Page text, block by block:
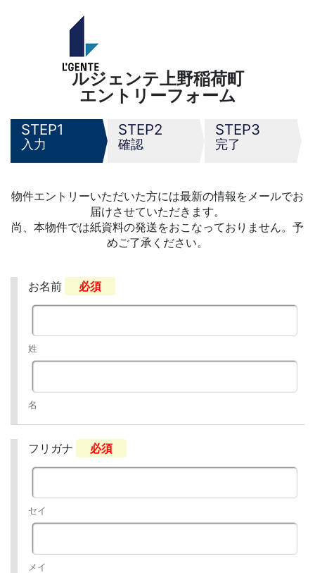
ルジェンテ上野稲荷町
エントリーフォーム
1
入力
2
確認
3
完了
物件エントリーいただいた方には最新の情報をメールでお
届けさせていただきます。
尚、本物件では紙資料の発送をおこなっておりません。予
めご了承ください。
お名前 必須
姓
名
フリガナ 必須
セイ
メイ